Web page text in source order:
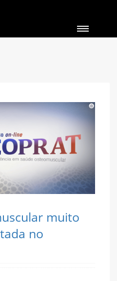
muito
no